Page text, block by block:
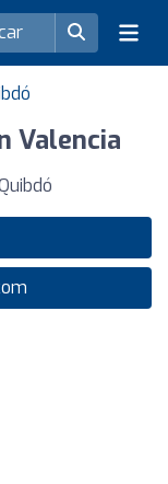
Valencia